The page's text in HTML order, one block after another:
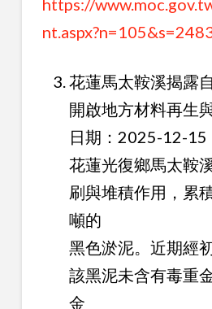
https://
花蓮馬太鞍溪揭露
開啟地方材料再生
日期：2025-12-15
花蓮光復鄉馬太鞍
刷與堆積作用，累
噸的
黑色淤泥。近期經
該黑泥未含有毒重
金